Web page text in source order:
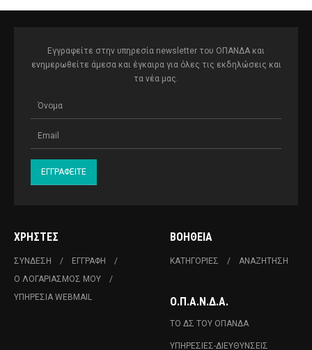
Εγγραφείτε στην υπηρεσία newsletter του ΟΠΑΝΔΑ και
ενημερωθείτε άμεσα και έγκαιρα για όλες τις εκδηλώσεις και
τα νέα μας.
ΧΡΉΣΤΕΣ
ΣΎΝΔΕΣΗ
ΕΓΓΡΑΦΉ
Ο ΛΟΓΑΡΙΑΣΜΌΣ ΜΟΥ
ΥΠΗΡΕΣΊΑ WEBMAIL
ΒΟΉΘΕΙΑ
ΚΑΤΗΓΟΡΊΕΣ ΑΝΑΖΉΤΗΣΗ
Ο.Π.Α.Ν.Δ.Α.
ΤΟ ΔΣ ΤΟΥ ΟΠΑΝΔΑ
ΥΠΗΡΕΣΊΕΣ-ΔΙΕΥΘΎΝΣΕΙΣ